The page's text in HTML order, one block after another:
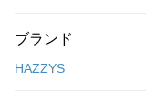
クレジットカード1回払
ブランド
HAZZYS